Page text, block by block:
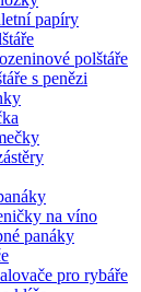
papíry
polštáře
s penězi
na víno
panáky
pro rybáře